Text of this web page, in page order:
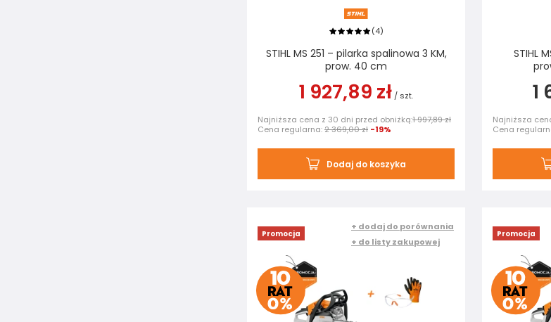
(4)
STIHL MS 251 – pilarka spalinowa 3 KM,
prow. 40 cm
1 927,89 zł / szt.
Najniższa cena z 30 dni przed obniżką:1 997,89 zł
Cena regularna:2 369,00 zł -19%
Dodaj do koszyka
STIHL
1
Najniższa
Cena
Promocja
+ dodaj do porównania
+ do listy zakupowej
Promocja